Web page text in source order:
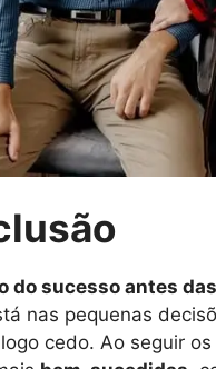
do sucesso antes
nas pequenas
cedo. Ao seguir